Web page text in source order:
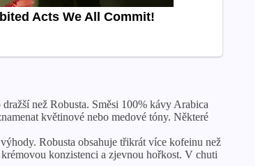
než Robusta. Směsi 100% kávy Arabica
květinové nebo medové tóny. Některé
Robusta obsahuje třikrát více kofeinu než
konzistenci a zjevnou hořkost. V chuti